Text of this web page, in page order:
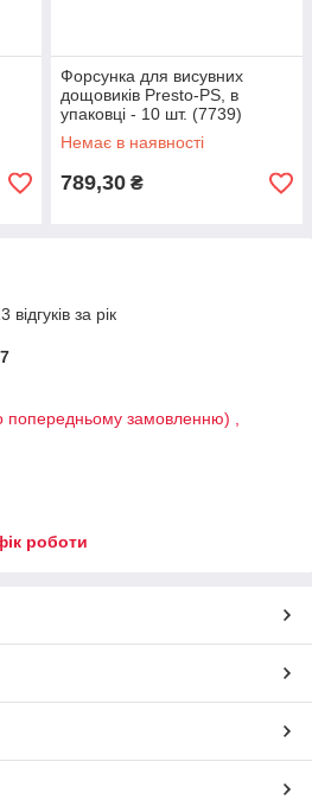
Форсунка для висувних
дощовиків Presto-PS, в
упаковці - 10 шт. (7739)
Немає в наявності
789,30 ₴
за рік
попередньому замовленню) ,
роботи